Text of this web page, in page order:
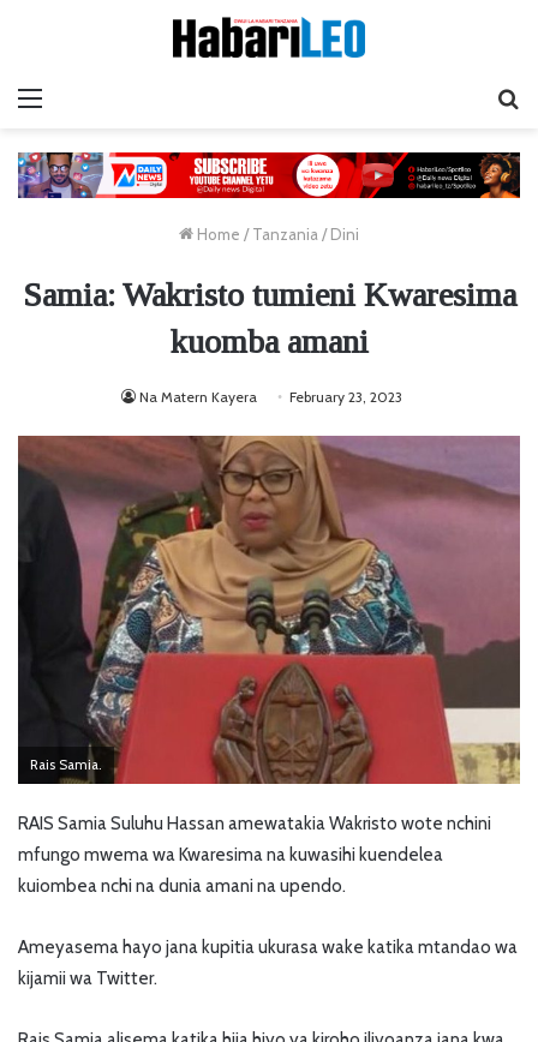
Home / Tanzania/ Dini
Samia: Wakristo tumieni Kwaresima
kuomba amani
Na Matern Kayera February 23, 2023
Rais Samia.
RAIS Samia Suluhu Hassan amewatakia Wakristo wote nchini
mfungo mwema wa Kwaresima na kuwasihi kuendelea
kuiombea nchi na dunia amani na upendo.
Ameyasema hayo jana kupitia ukurasa wake katika mtandao wa
kijamii wa Twitter.